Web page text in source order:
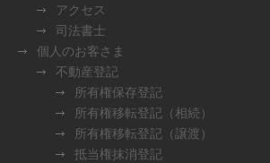
アクセス
司法書士
個人のお客さま
不動産登記
所有権保存登記
所有権移転登記（相続）
所有権移転登記（譲渡）
抵当権抹消登記